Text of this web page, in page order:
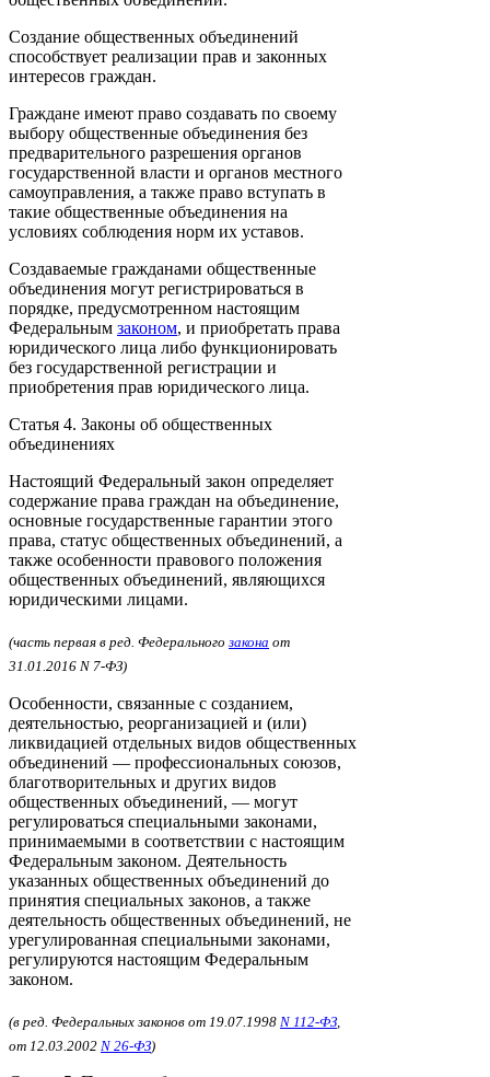
Создание общественных объединений
способствует реализации прав и законных
интересов граждан.
Граждане имеют право создавать по своему
выбору общественные объединения без
предварительного разрешения органов
государственной власти и органов местного
самоуправления, а также право вступать в
такие общественные объединения на
условиях соблюдения норм их уставов.
Создаваемые гражданами общественные
объединения могут регистрироваться в
порядке, предусмотренном настоящим
Федеральным законом, и приобретать права
юридического лица либо функционировать
без государственной регистрации и
приобретения прав юридического лица.
Статья 4. Законы об общественных
объединениях
Настоящий Федеральный закон определяет
содержание права граждан на объединение,
основные государственные гарантии этого
права, статус общественных объединений, а
также особенности правового положения
общественных объединений, являющихся
юридическими лицами.
(часть первая в ред. Федерального закона от
31.01.2016 N 7-ФЗ)
Особенности, связанные с созданием,
деятельностью, реорганизацией и (или)
ликвидацией отдельных видов общественных
объединений — профессиональных союзов,
благотворительных и других видов
общественных объединений, — могут
регулироваться специальными законами,
принимаемыми в соответствии с настоящим
Федеральным законом. Деятельность
указанных общественных объединений до
принятия специальных законов, а также
деятельность общественных объединений, не
урегулированная специальными законами,
регулируются настоящим Федеральным
законом.
(в ред. Федеральных законов от 19.07.1998 N 112-ФЗ
от 12.03.2002 N 26-ФЗ)